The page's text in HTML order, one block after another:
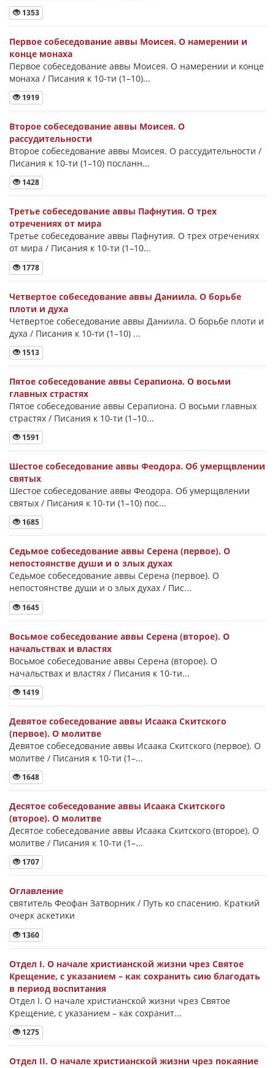
1353
Первое собеседование аввы Моисея. О намерении и
конце монаха
Первое собеседование аввы Моисея. О намерении и конце
монаха / Писания к 10-ти (1–10)...
1919
Второе собеседование аввы Моисея. О
рассудительности
Второе собеседование аввы Моисея. О рассудительности /
Писания к 10-ти (1–10) посланн...
1428
Третье собеседование аввы Пафнутия. О трех
отречениях от мира
Третье собеседование аввы Пафнутия. О трех отречениях
от мира / Писания к 10-ти (1–10...
1778
Четвертое собеседование аввы Даниила. О борьбе
плоти и духа
Четвертое собеседование аввы Даниила. О борьбе плоти и
духа / Писания к 10-ти (1–10) ...
1513
Пятое собеседование аввы Серапиона. О восьми
главных страстях
Пятое собеседование аввы Серапиона. О восьми главных
страстях / Писания к 10-ти (1–10...
1591
Шестое собеседование аввы Феодора. Об умерщвлении
святых
Шестое собеседование аввы Феодора. Об умерщвлении
святых / Писания к 10-ти (1–10) пос...
1685
Седьмое собеседование аввы Серена (первое). О
непостоянстве души и о злых духах
Седьмое собеседование аввы Серена (первое). О
непостоянстве души и о злых духах / Пис...
1645
Восьмое собеседование аввы Серена (второе). О
начальствах и властях
Восьмое собеседование аввы Серена (второе). О
начальствах и властях / Писания к 10-ти...
1419
Девятое собеседование аввы Исаака Скитского
(первое). О молитве
Девятое собеседование аввы Исаака Скитского (первое). О
молитве / Писания к 10-ти (1–...
1648
Десятое собеседование аввы Исаака Скитского
(второе). О молитве
Десятое собеседование аввы Исаака Скитского (второе). О
молитве / Писания к 10-ти (1–...
1707
Оглавление
святитель Феофан Затворник / Путь ко спасению. Краткий
очерк аскетики
1360
Отдел I. О начале христианской жизни чрез Святое
Крещение, с указанием – как сохранить сию благодать
в период воспитания
Отдел I. О начале христианской жизни чрез Святое
Крещение, с указанием – как сохранит...
1275
Отдел II. О начале христианской жизни чрез покаяние